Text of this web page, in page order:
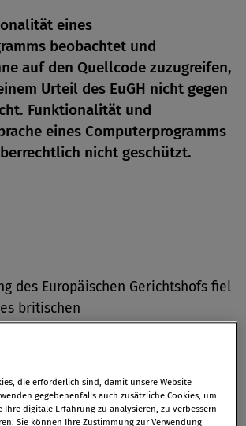
eines
beobachtet und
auf den Quellcode zuzugreifen,
Urteil des EuGH nicht gegen
Funktionalität und
eines Computerprogramms
nicht geschützt.
des Europäischen Gerichtshofs fiel
britischen
Hersteller einer Statistik-Software
System), hatte die Firma WPL
geklagt.
die erforderlich sind, damit unsere Website
gegebenenfalls auch zusätzliche Cookies, um
Ihre digitale Erfahrung zu analysieren, zu verbessern
Sie können Ihre Zustimmung zur Verwendung